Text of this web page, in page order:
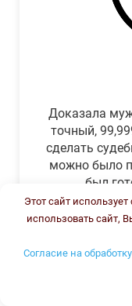
Доказала
точный,
сделать
можно было
был
Этот сайт
использовать сайт,
Согласие на